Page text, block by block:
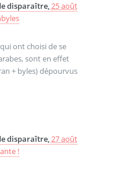
disparaître,25 août
ont choisi de se
sont en effet
+ byles) dépourvus
disparaître,27 août
!